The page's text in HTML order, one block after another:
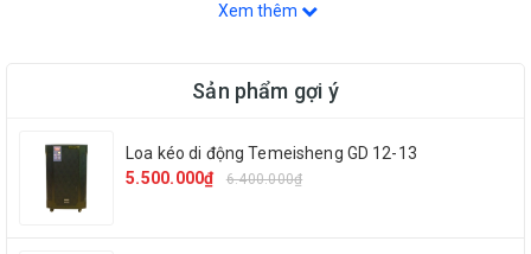
Xem thêm
Sản phẩm gợi ý
Loa kéo di động Temeisheng GD 12-13
5.500.000₫
6.400.000₫